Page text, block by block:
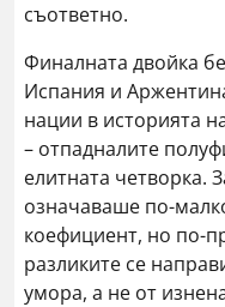
съответно.
Финалната двойка
Испания и
нации в историята
– отпадналите
елитната четворка.
означаваше по-
коефициент, но по-
разликите се
умора, а не от